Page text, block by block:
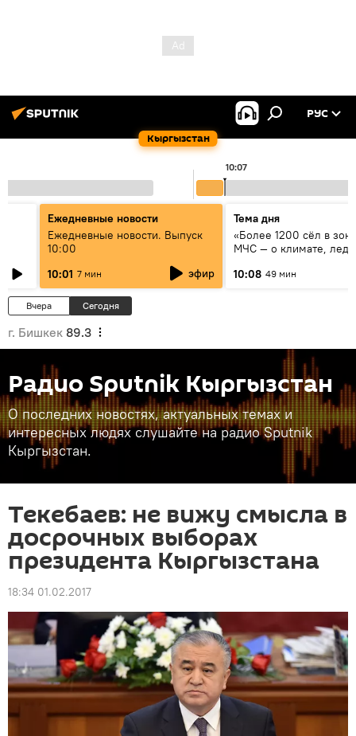
Кыргызстан
РУС
10:07
Ежедневные новости
Ежедневные новости. Выпуск
10:00
10:01 7 мин эфир
Тема дня
«Более 1200 сёл в
МЧС — о климате,
населения
10:08 49 мин
Вчера Сегодня
г. Бишкек 89.3
Радио Sputnik Кыргызстан
О последних новостях, актуальных темах и
интересных людях слушайте на радио Sputnik
Кыргызстан.
Текебаев: не вижу смысла в
досрочных выборах
президента Кыргызстана
18:34 01.02.2017